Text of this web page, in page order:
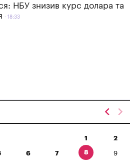
НБУ знизив курс долара та
18:33
1 2
6 7 8 9